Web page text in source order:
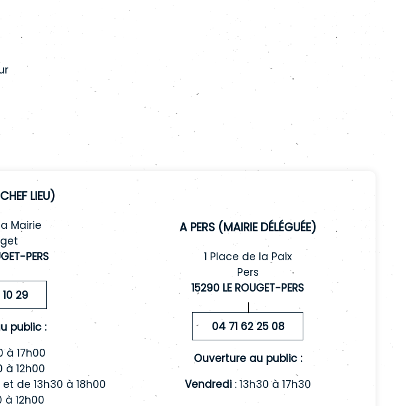
lieu)
Mairie
PERS
29
public :
à 17h00
12h00
de 13h30 à 18h00
12h00
A Pers (mairie déléguée)
1 Place de la Paix
Pers
15290 LE ROUGET-PERS
04 71 62 25 08
Ouverture au public :
Vendredi: 13h30 à 17h30